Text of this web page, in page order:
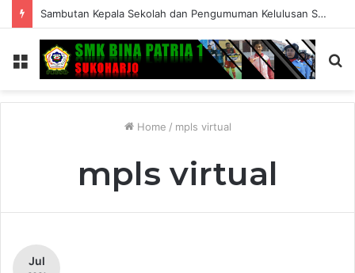
Sambutan Kepala Sekolah dan Pengumuman Kelulusan SMK Bina Patria 1 Sukoharjo Tahun Ajaran 2025/2026
Menu
Home / mpls virtual
mpls virtual
Jul